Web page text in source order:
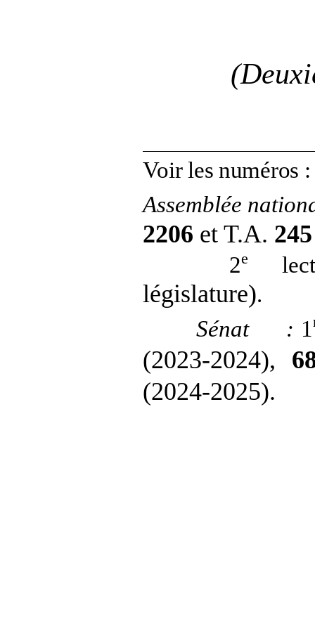
Voir les numéros :
Assemblée
2206 et T.A.
2e
législature).
Sénat
: 1
(2023‑2024),
(2024‑2025).